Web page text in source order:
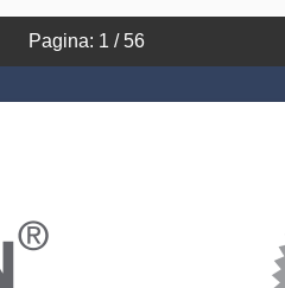
Pagina: 1 /56